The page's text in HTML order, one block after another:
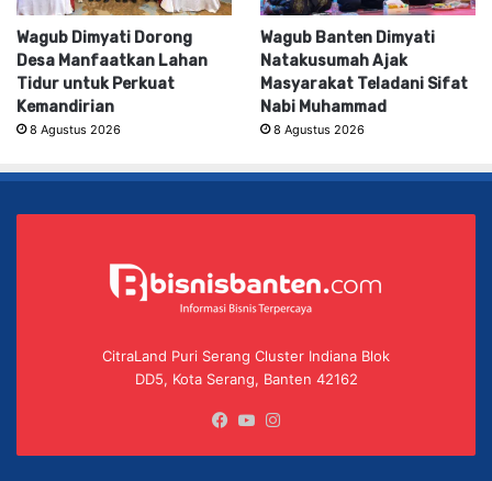
Wagub Dimyati Dorong
Desa Manfaatkan Lahan
Tidur untuk Perkuat
Kemandirian
8 Agustus 2026
Wagub Banten Dimyati
Natakusumah Ajak
Masyarakat Teladani Sifat
Nabi Muhammad
8 Agustus 2026
CitraLand Puri Serang Cluster Indiana Blok
DD5, Kota Serang, Banten 42162
Facebook
YouTube